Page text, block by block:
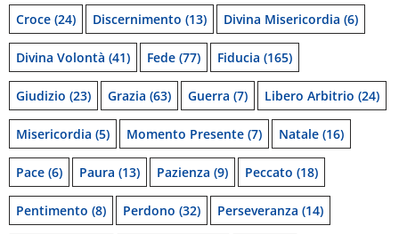
Croce (24) Discernimento (13) Divina Misericordia (6)
Divina Volontà (41) Fede (77) Fiducia (165)
Giudizio (23) Grazia (63) Guerra (7) Libero Arbitrio (24)
Misericordia (5) Momento Presente (7) Natale (16)
Pace (6) Paura (13) Pazienza (9) Peccato (18)
Pentimento (8) Perdono (32) Perseveranza (14)